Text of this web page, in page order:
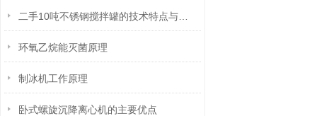
环氧乙烷能灭菌原理
制冰机工作原理
卧式螺旋沉降离心机的主要优点